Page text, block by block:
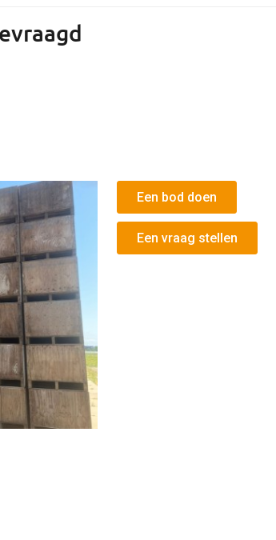
Een bod doen
Een vraag stellen